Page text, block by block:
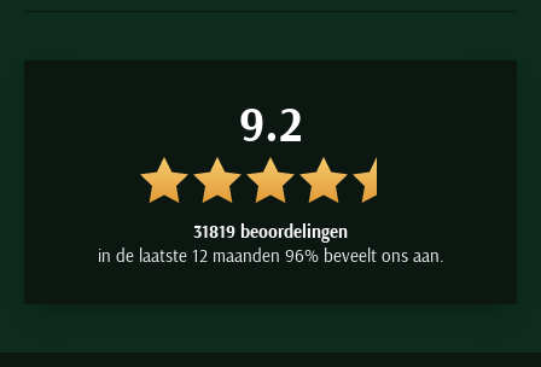
9.2
31819 beoordelingen
in de laatste 12 maanden 96% beveelt ons aan.